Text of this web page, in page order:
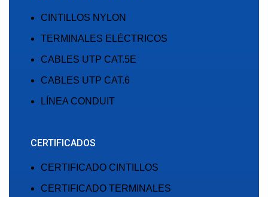
CINTILLOS NYLON
TERMINALES ELÉCTRICOS
CABLES UTP CAT.5E
CABLES UTP CAT.6
LÍNEA CONDUIT
CERTIFICADOS
CERTIFICADO CINTILLOS
CERTIFICADO TERMINALES